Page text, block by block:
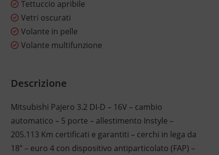
Tettuccio apribile
Vetri oscurati
Volante in pelle
Volante multifunzione
Descrizione
Mitsubishi Pajero 3.2 DI-D – 16V – cambio
automatico – 5 porte – allestimento Instyle –
205.113 Km certificati e garantiti – cerchi in lega da
18” – euro 4 con dispositivo antiparticolato (FAP) –